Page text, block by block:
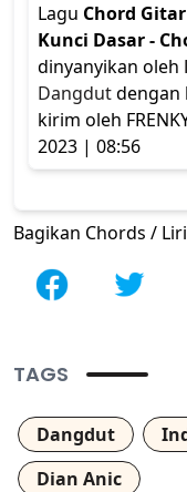
Lagu Chord
Kunci Dasar -
dinyanyikan oleh
Dangdutdengan
kirim oleh
2023 | 08:56
Bagikan Chords /
TAGS
Dangdut
Dian Anic